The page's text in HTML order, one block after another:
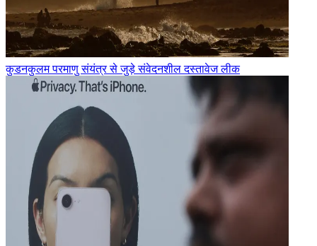
कुडनकुलम परमाणु संयंत्र से जुड़े संवेदनशील दस्तावेज लीक